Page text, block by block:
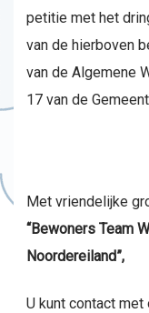
petitie met het
van de hierboven
van de Algemene
17 van de
Met vriendelijke
“Bewoners Team
Noordereiland”,
U kunt contact